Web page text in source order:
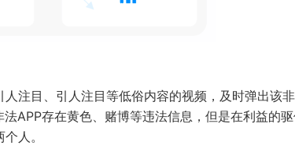
注目、引人注目等低俗内容的视频，及时弹出该
APP存在黄色、赌博等违法信息，但是在利益的
人。